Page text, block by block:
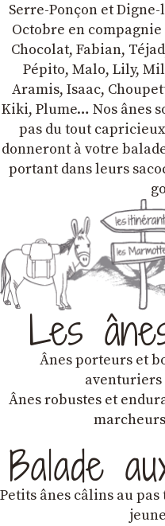
Serre-Ponçon et
Octobre en compagnie
Chocolat, Fabian,
Pépito, Malo, Lily,
Aramis, Isaac,
Kiki, Plume… Nos ânes
pas du tout
donneront à votre
portant dans leurs
Les
Ânes porteurs et
aventuriers
Ânes robustes et
Balade
Petits ânes câlins au